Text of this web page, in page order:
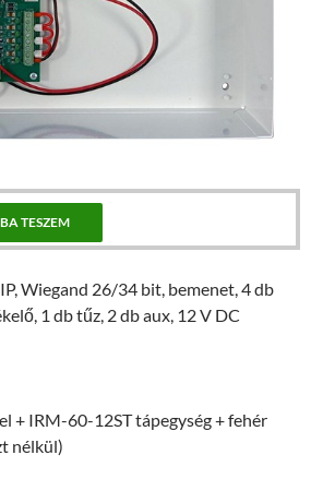
TESZEM
Wiegand 26/34 bit, bemenet, 4 db
1 db tűz, 2 db aux, 12 V DC
+ IRM-60-12ST tápegység + fehér
nélkül)